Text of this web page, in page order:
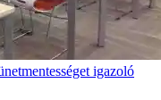
igazoló